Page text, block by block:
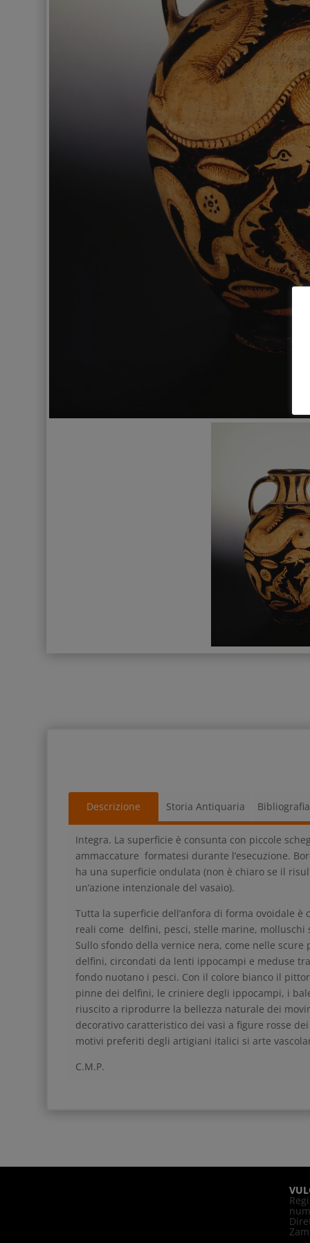
Descrizione Storia Antiquaria
Integra. La superficie è consunta con piccole
ammaccature formatesi durante l’esecuzione.
ha una superficie ondulata (non è chiaro se il
un’azione intenzionale del vasaio).
Tutta la superficie dell’anfora di forma ovoidale
reali come delfini, pesci, stelle marine,
Sullo sfondo della vernice nera, come nelle
delfini, circondati da lenti ippocampi e meduse
fondo nuotano i pesci. Con il colore bianco il
pinne dei delfini, le criniere degli ippocampi, i
riuscito a riprodurre la bellezza naturale dei
decorativo caratteristico dei vasi a figure rosse
motivi preferiti degli artigiani italici si arte
C.M.P.